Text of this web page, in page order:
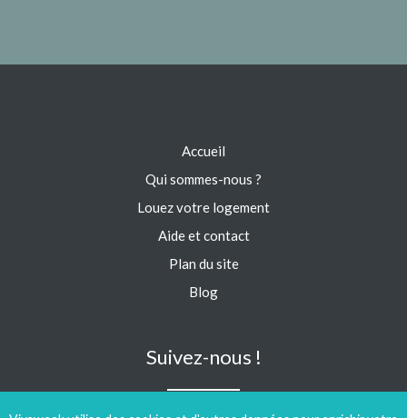
Accueil
Qui sommes-nous ?
Louez votre logement
Aide et contact
Plan du site
Blog
Suivez-nous !